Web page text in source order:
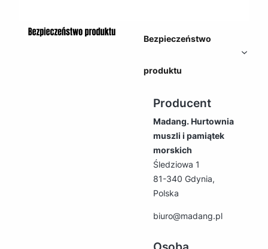
Bezpieczeństwo
produktu
Producent
Madang. Hurtownia
muszli i pamiątek
morskich
Śledziowa 1
81-340 Gdynia,
Polska
biuro@madang.pl